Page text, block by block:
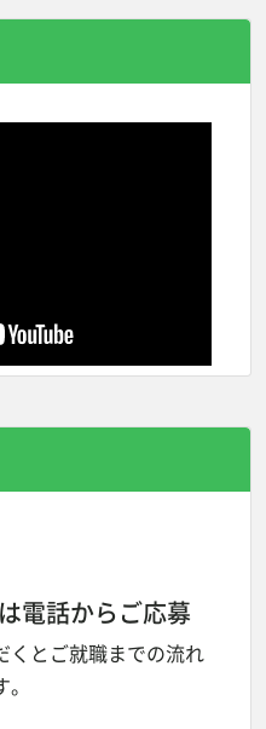
電話からご応募
くとご就職までの流れ